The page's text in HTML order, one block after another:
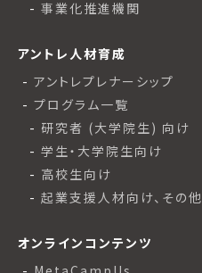
事業化推進機関
アントレ人材育成
アントレプレナーシップ
プログラム一覧
研究者 (大学院生) 向け
学生・大学院生向け
高校生向け
起業支援人材向け、その他
オンラインコンテンツ